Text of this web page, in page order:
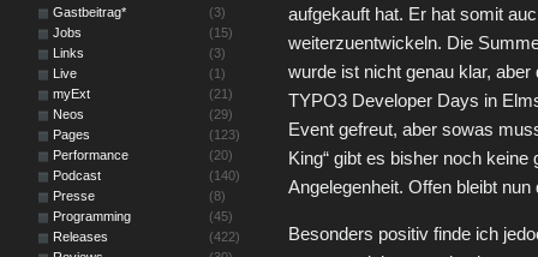
aufgekauft hat. Er hat somit
weiterzuentwickeln. Die
wurde ist nicht genau klar,
TYPO3 Developer Days in
Event gefreut, aber sowas
King“ gibt es bisher noch
Angelegenheit. Offen bleibt
Besonders positiv finde ich
Gastbeitrag*
(3)
Jobs
(15)
Links
(3)
Live
(1)
myExt
(21)
Neos
(29)
Pages
(123)
Performance
(20)
Podcast
(140)
Presse
(8)
Programming
(45)
Releases
(422)